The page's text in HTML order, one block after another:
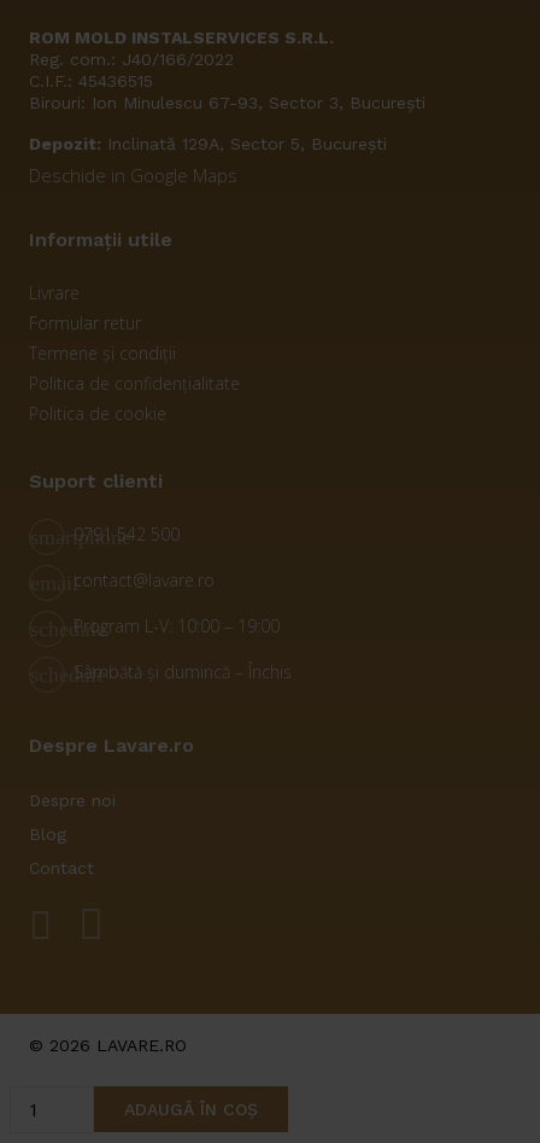
Cantitate
ADAUGĂ ÎN COȘ
ROM MOLD INSTALSERVICES S.R.L.
Reg. com.: J40/166/2022
C.I.F.: 45436515
Birouri: Ion Minulescu 67-93, Sector 3, București
Depozit: Inclinată 129A, Sector 5, București
Deschide in Google Maps
Informații utile
Livrare
Formular retur
Termene și condiții
Politica de confidențialitate
Politica de cookie
Suport clienti
smartphone
0791 542 500
emailcontact@lavare.ro
scheduleProgram L-V: 10:00 – 19:00
scheduleSâmbătă și dumincă – Închis
Despre Lavare.ro
Despre noi
Blog
Contact
© 2026 LAVARE.RO